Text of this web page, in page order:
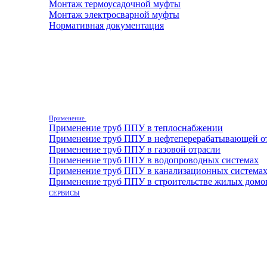
Монтаж термоусадочной муфты
Монтаж электросварной муфты
Нормативная документация
Применение
Применение труб ППУ в теплоснабжении
Применение труб ППУ в нефтеперерабатывающей
Применение труб ППУ в газовой отрасли
Применение труб ППУ в водопроводных системах
Применение труб ППУ в канализационных системах
Применение труб ППУ в строительстве жилых
СЕРВИСЫ